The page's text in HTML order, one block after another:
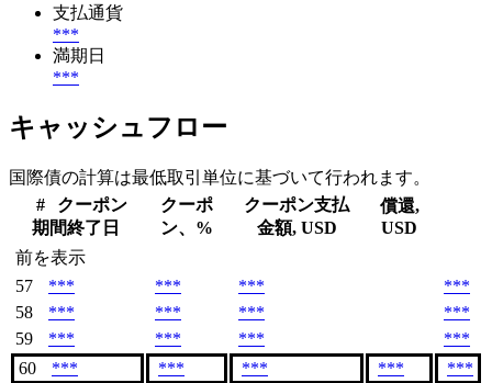
支払通貨
***
満期日
***
キャッシュフロー
国際債の計算は最低取引単位に基づいて行われます。
#
クーポン
期間終了日
クーポ
ン、%
クーポン支払
金額, USD
償還,
USD
前を表示
57
*** *** ***
***
58
*** *** ***
***
59
*** *** ***
***
60
*** *** *** ***
***